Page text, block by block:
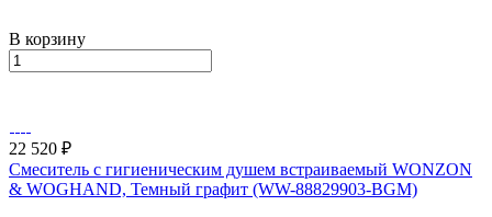
В корзину
22 520 ₽
Смеситель с гигиеническим душем встраиваемый WONZON
& WOGHAND, Темный графит (WW-88829903-BGM)